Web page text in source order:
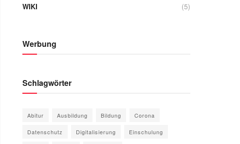
WIKI
(5)
Werbung
Schlagwörter
Abitur Ausbildung Bildung Corona
Datenschutz Digitalisierung Einschulung